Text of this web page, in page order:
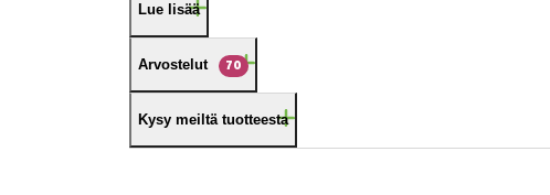
Lue lisää
Arvostelut 70
Kysy meiltä tuotteesta